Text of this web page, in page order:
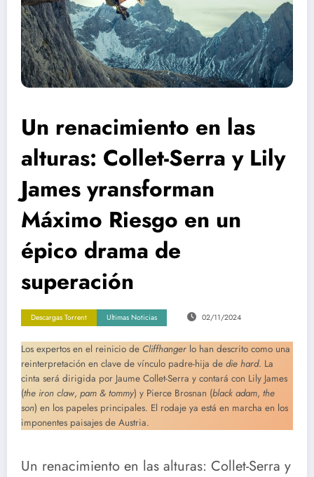
Un renacimiento en las
alturas: Collet-Serra y Lily
James yransforman
Máximo Riesgo en un
épico drama de
superación
Descargas Torrent Ultimas Noticias 02/11/2024
Los expertos en el reinicio de Cliffhanger lo han descrito como una
reinterpretación en clave de vínculo padre-hija de die hard. La
cinta será dirigida por Jaume Collet-Serra y contará con Lily James
(the iron claw, pam & tommy) y Pierce Brosnan (black adam, the
son) en los papeles principales. El rodaje ya está en marcha en los
imponentes paisajes de Austria.
Un renacimiento en las alturas: Collet-Serra y